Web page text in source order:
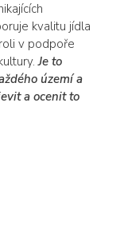
kvalitu jídla
v podpoře
Je to
území a
a ocenit to